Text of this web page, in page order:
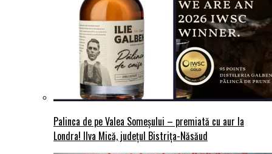
Palinca de pe Valea Someșului – premiată cu aur la
Londra! Ilva Mică, județul Bistrița-Năsăud